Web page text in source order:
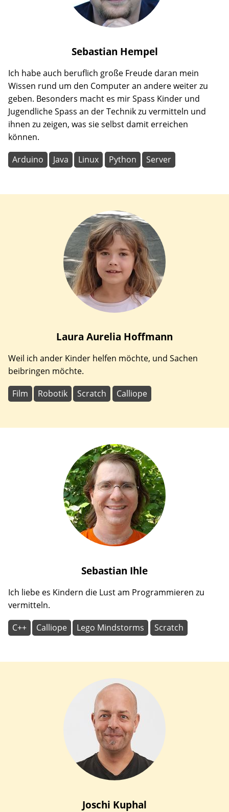
Sebastian Hempel
Ich habe auch beruflich große Freude daran mein
Wissen rund um den Computer an andere weiter zu
geben. Besonders macht es mir Spass Kinder und
Jugendliche Spass an der Technik zu vermitteln und
ihnen zu zeigen, was sie selbst damit erreichen
können.
Arduino Java Linux Python Server
Laura Aurelia Hoffmann
Weil ich ander Kinder helfen möchte, und Sachen
beibringen möchte.
Film Robotik Scratch Calliope
Sebastian Ihle
Ich liebe es Kindern die Lust am Programmieren zu
vermitteln.
C++ Calliope Lego Mindstorms Scratch
Joschi Kuphal